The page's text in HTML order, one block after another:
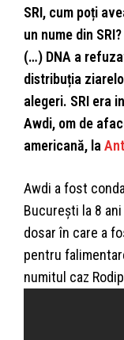
SRI, cum poți
un nume din
(…) DNA a
distribuția
alegeri. SRI era
Awdi, om de
americană, la
Awdi a fost
Bucureşti la 8
dosar în care a
pentru
numitul caz